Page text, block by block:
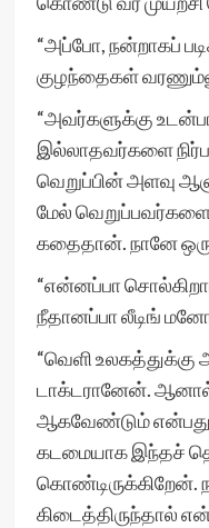
“அப்போ, நன்றாகப்
குழந்தைகள் வரணும்னு
“அவர்களுக்கு
இல்லாதவர்களை
வெறுப்பின் அளவு
மேல்
கதைதான். நானே
“என்னப்பா
நீதானப்பா லீடிங்
“வெளி உலகத்துக்கு
டாக்டரானேன்.
ஆகவேண்டும்
கடமையாக இந்தச்
கொண்டிருக்கிறேன்.
கிடைத்திருந்தால்